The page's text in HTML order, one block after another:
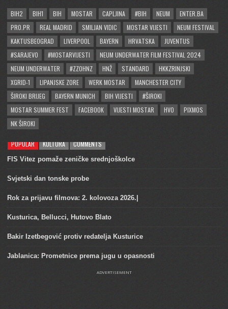
BIH2 BIH1 BIH MOSTAR CAPLJINA #BIH NEUM
ENTER.BA
PRO.PR
REAL MADRID SMILJAN VIDIC MOSTAR VIJESTI
NEUM FESTIVAL
KAKTUSBEOGRAD
LIVERPOOL BAYERN HRVATSKA
JUVENTUS
#SARAJEVO
#MOSTARVIJESTI
NEUM UNDERWATER FILM FESTIVAL 2024
NEUM UNDERWATER
#ZZOHNZ HNŽ STANDARD
HKKZRINJSKI
XGRID-1
LIPANJSKE ZORE WERK MOSTAR
MANCHESTER CITY
ŠIROKI BRIJEG
BAYERN MUNICH BIH VIJESTI
#ŠIROKI
MOSTAR SUMMER FEST
FACEBOOK VIJESTI MOSTAR HVO
PIXMOS
NK ŠIROKI
POPULAR KULTURA COMMENTS
FIS Vitez pomaže zeničke srednjoškolce
Svjetski dan tonske probe
Rok za prijavu filmova: 2. kolovoza 2026.|
Kusturica, Bellucci, Hutovo Blato
Bakir Izetbegović protiv redatelja Kusturice
Jablanica: Prometnice prema jugu u opasnosti
ADVERTISEMENT